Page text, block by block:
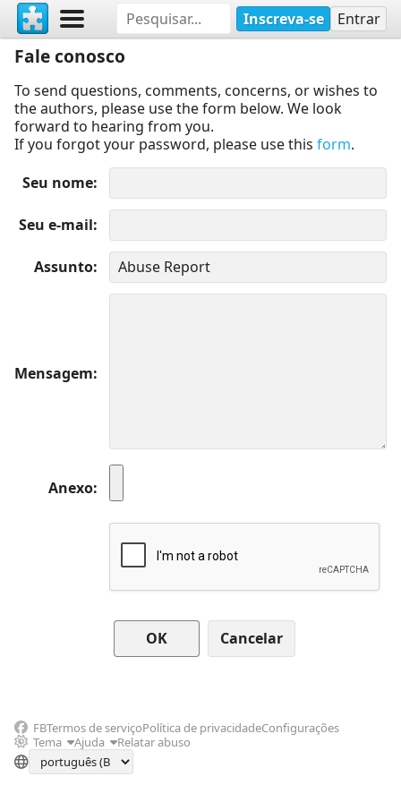
Inscreva-se Entrar
Fale conosco
To send questions, comments, concerns, or wishes to
the authors, please use the form below. We look
forward to hearing from you.
If you forgot your password, please use this form.
Seu nome
Seu e-mail
Assunto
Mensagem
Anexo
Cancelar
FBTermos de serviçoPolítica de privacidadeConfigurações
Tema
Ajuda Relatar abuso